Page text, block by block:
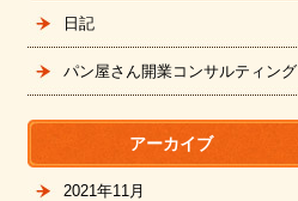
日記
パン屋さん開業コンサルティング
アーカイブ
2021年11月